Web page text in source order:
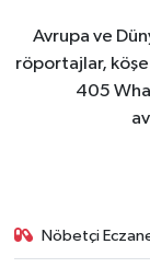
Avrupa ve
röportajlar, köşe
405
Nöbetçi